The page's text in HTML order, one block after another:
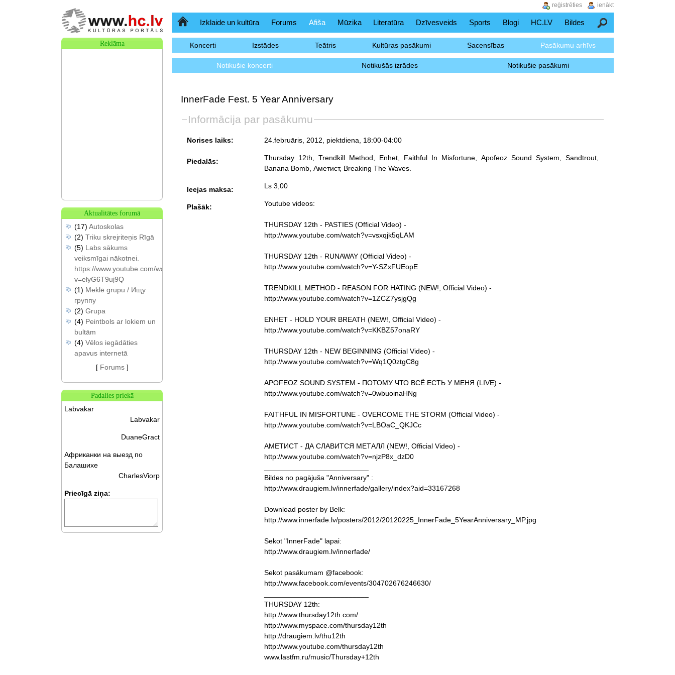
SākumlapaIzklaide un kultūra Forums Afiša Mūzika Literatūra Dzīvesveids Sports Blogi HC.LV Bildes Meklēšana
Koncerti Izstādes Teātris Kultūras pasākumi Sacensības Pasākumu arhīvs
Notikušie koncerti Notikušās izrādes Notikušie pasākumi
InnerFade Fest. 5 Year Anniversary
Informācija par pasākumu
Norises laiks: 24.februāris, 2012, piektdiena , 18:00-04:00
Piedalās:
Thursday 12th, Trendkill Method, Enhet, Faithful In Misfortune, Apofeoz Sound System, Sandtrout,
Banana Bomb, Аметист, Breaking The Waves.
Ieejas maksa: Ls 3,00
Plašāk: Youtube videos:
THURSDAY 12th - PASTIES (Official Video) -
http://www.youtube.com/watch?v=vsxqjk5qLAM
THURSDAY 12th - RUNAWAY (Official Video) -
http://www.youtube.com/watch?v=Y-SZxFUEopE
TRENDKILL METHOD - REASON FOR HATING (NEW!, Official Video) -
http://www.youtube.com/watch?v=1ZCZ7ysjgQg
ENHET - HOLD YOUR BREATH (NEW!, Official Video) -
http://www.youtube.com/watch?v=KKBZ57onaRY
THURSDAY 12th - NEW BEGINNING (Official Video) -
http://www.youtube.com/watch?v=Wq1Q0ztgC8g
APOFEOZ SOUND SYSTEM - ПОТОМУ ЧТО ВСЁ ЕСТЬ У МЕНЯ (LIVE) -
http://www.youtube.com/watch?v=0wbuoinaHNg
FAITHFUL IN MISFORTUNE - OVERCOME THE STORM (Official Video) -
http://www.youtube.com/watch?v=LBOaC_QKJCc
АМЕТИСТ - ДА СЛАВИТСЯ МЕТАЛЛ (NEW!, Official Video) -
http://www.youtube.com/watch?v=njzP8x_dzD0
Bildes no pagājuša "Anniversary" :
http://www.draugiem.lv/innerfade/gallery/index?aid=33167268
Download poster by Belk:
http://www.innerfade.lv/posters/2012/20120225_InnerFade_5YearAnniversary_MP.jpg
Sekot "InnerFade" lapai:
http://www.draugiem.lv/innerfade/
Sekot pasākumam @facebook:
http://www.facebook.com/events/304702676246630/
THURSDAY 12th:
http://www.thursday12th.com/
http://www.myspace.com/thursday12th
http://draugiem.lv/thu12th
http://www.youtube.com/thursday12th
www.lastfm.ru/music/Thursday+12th
Reklāma
Aktualitātes forumā
(17) Autoskolas
(2) Triku skrejriteņis Rīgā
(5) Labs sākums
veiksmīgai nākotnei.
https://www.youtube.com/watch?
v=elyG6T9uj9Q
(1) Meklē grupu / Ищу
группу
(2) Grupa
(4) Peintbols ar lokiem un
bultām
(4) Vēlos iegādāties
apavus internetā
[ Forums]
Padalies priekā
Labvakar
Labvakar
DuaneGract
Африканки на выезд по
Балашихе
CharlesViorp
Priecīgā ziņa:
ienākt
reģistrēties